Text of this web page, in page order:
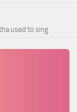
used to sing